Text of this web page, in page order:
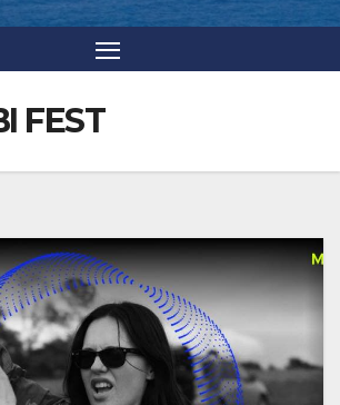
FEST